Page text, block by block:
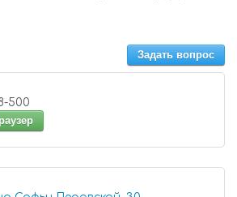
Задать вопрос
458-500